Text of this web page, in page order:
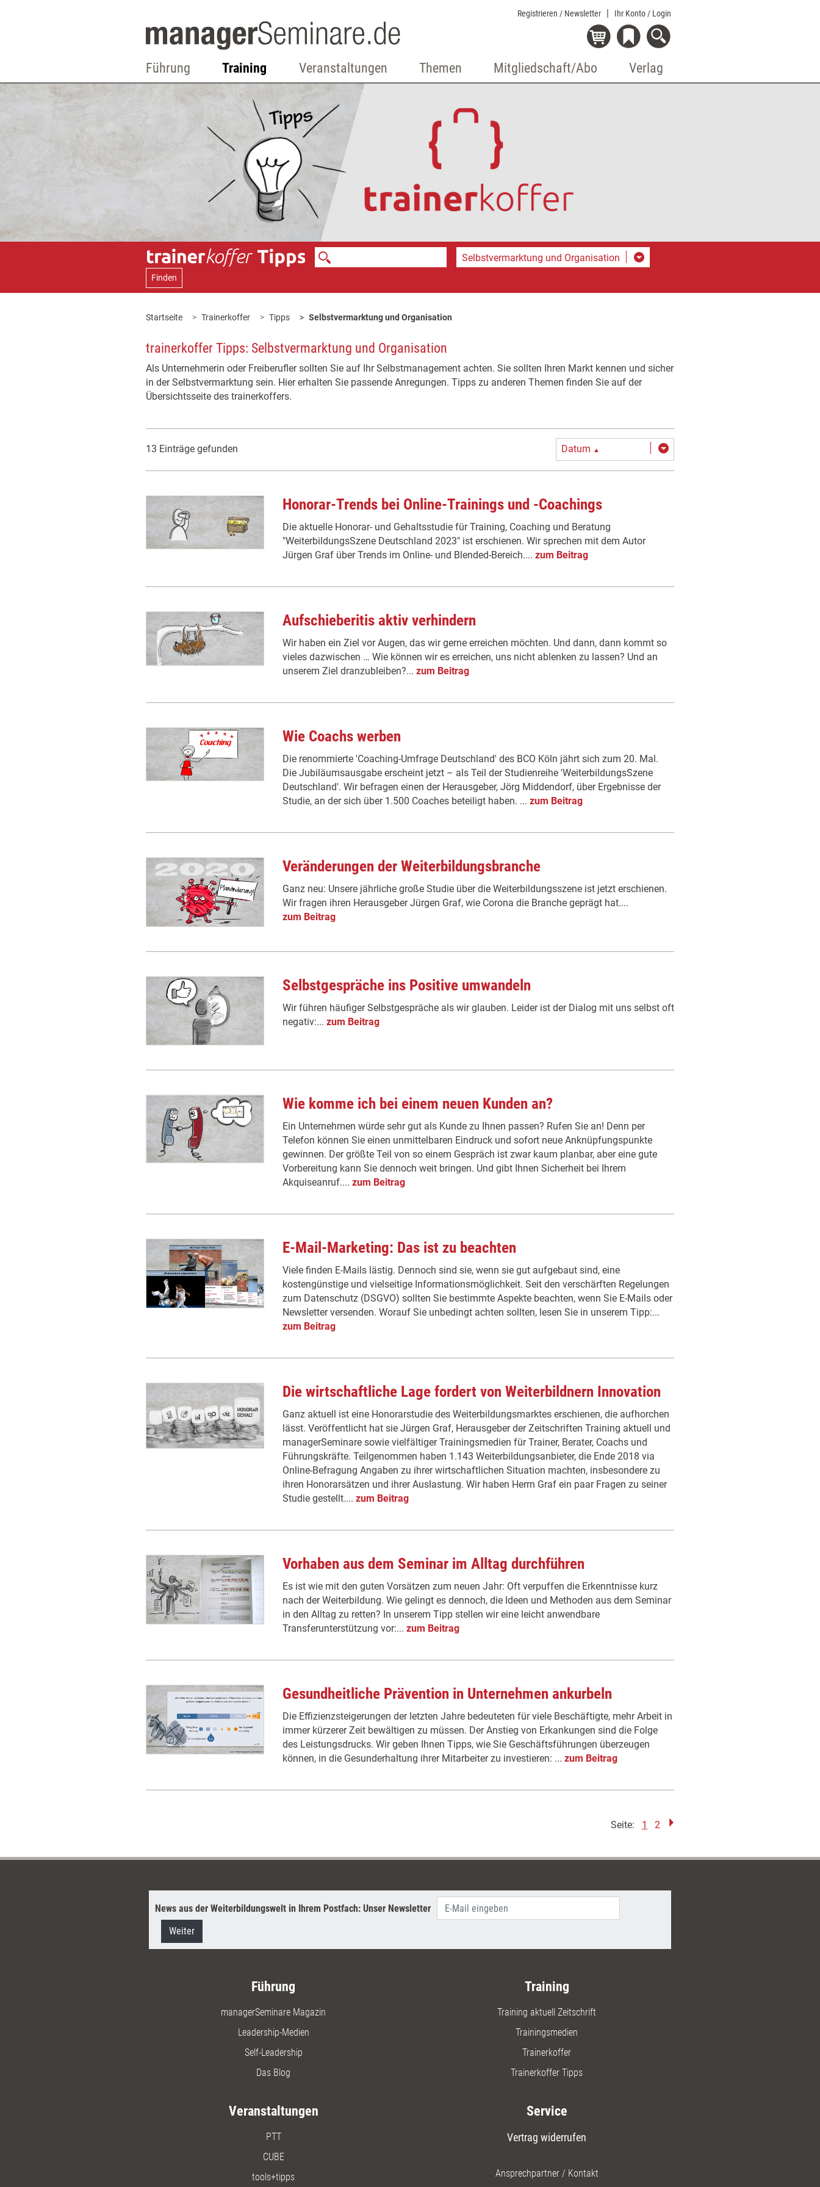
Registrieren / Newsletter Ihr Konto / Login
Führung Training Veranstaltungen Themen Mitgliedschaft/Abo Verlag
Selbstvermarktung und Organisation
Finden
Startseite Trainerkoffer Tipps Selbstvermarktung und Organisation
trainerkoffer Tipps: Selbstvermarktung und Organisation
Als Unternehmerin oder Freiberufler sollten Sie auf Ihr Selbstmanagement achten. Sie sollten Ihren Markt kennen und sicher
in der Selbstvermarktung sein. Hier erhalten Sie passende Anregungen. Tipps zu anderen Themen finden Sie auf der
Übersichtsseite des trainerkoffers.
13 Einträge gefunden Datum ▲
Honorar-Trends bei Online-Trainings und -Coachings
Die aktuelle Honorar- und Gehaltsstudie für Training, Coaching und Beratung
"WeiterbildungsSzene Deutschland 2023" ist erschienen. Wir sprechen mit dem Autor
Jürgen Graf über Trends im Online- und Blended-Bereich.... zum Beitrag
Aufschieberitis aktiv verhindern
Wir haben ein Ziel vor Augen, das wir gerne erreichen möchten. Und dann, dann kommt so
vieles dazwischen … Wie können wir es erreichen, uns nicht ablenken zu lassen? Und an
unserem Ziel dranzubleiben?... zum Beitrag
Wie Coachs werben
Die renommierte 'Coaching-Umfrage Deutschland' des BCO Köln jährt sich zum 20. Mal.
Die Jubiläumsausgabe erscheint jetzt – als Teil der Studienreihe 'WeiterbildungsSzene
Deutschland'. Wir befragen einen der Herausgeber, Jörg Middendorf, über Ergebnisse der
Studie, an der sich über 1.500 Coaches beteiligt haben. ... zum Beitrag
Veränderungen der Weiterbildungsbranche
Ganz neu: Unsere jährliche große Studie über die Weiterbildungsszene ist jetzt erschienen.
Wir fragen ihren Herausgeber Jürgen Graf, wie Corona die Branche geprägt hat....
zum Beitrag
Selbstgespräche ins Positive umwandeln
Wir führen häufiger Selbstgespräche als wir glauben. Leider ist der Dialog mit uns selbst oft
negativ:... zum Beitrag
Wie komme ich bei einem neuen Kunden an?
Ein Unternehmen würde sehr gut als Kunde zu Ihnen passen? Rufen Sie an! Denn per
Telefon können Sie einen unmittelbaren Eindruck und sofort neue Anknüpfungspunkte
gewinnen. Der größte Teil von so einem Gespräch ist zwar kaum planbar, aber eine gute
Vorbereitung kann Sie dennoch weit bringen. Und gibt Ihnen Sicherheit bei Ihrem
Akquiseanruf.... zum Beitrag
E-Mail-Marketing: Das ist zu beachten
Viele finden E-Mails lästig. Dennoch sind sie, wenn sie gut aufgebaut sind, eine
kostengünstige und vielseitige Informationsmöglichkeit. Seit den verschärften Regelungen
zum Datenschutz (DSGVO) sollten Sie bestimmte Aspekte beachten, wenn Sie E-Mails oder
Newsletter versenden. Worauf Sie unbedingt achten sollten, lesen Sie in unserem Tipp:...
zum Beitrag
Die wirtschaftliche Lage fordert von Weiterbildnern Innovation
Ganz aktuell ist eine Honorarstudie des Weiterbildungsmarktes erschienen, die aufhorchen
lässt. Veröffentlicht hat sie Jürgen Graf, Herausgeber der Zeitschriften Training aktuell und
managerSeminare sowie vielfältiger Trainingsmedien für Trainer, Berater, Coachs und
Führungskräfte. Teilgenommen haben 1.143 Weiterbildungsanbieter, die Ende 2018 via
Online-Befragung Angaben zu ihrer wirtschaftlichen Situation machten, insbesondere zu
ihren Honorarsätzen und ihrer Auslastung. Wir haben Herrn Graf ein paar Fragen zu seiner
Studie gestellt.... zum Beitrag
Vorhaben aus dem Seminar im Alltag durchführen
Es ist wie mit den guten Vorsätzen zum neuen Jahr: Oft verpuffen die Erkenntnisse kurz
nach der Weiterbildung. Wie gelingt es dennoch, die Ideen und Methoden aus dem Seminar
in den Alltag zu retten? In unserem Tipp stellen wir eine leicht anwendbare
Transferunterstützung vor:... zum Beitrag
Gesundheitliche Prävention in Unternehmen ankurbeln
Die Effizienzsteigerungen der letzten Jahre bedeuteten für viele Beschäftigte, mehr Arbeit in
immer kürzerer Zeit bewältigen zu müssen. Der Anstieg von Erkankungen sind die Folge
des Leistungsdrucks. Wir geben Ihnen Tipps, wie Sie Geschäftsführungen überzeugen
können, in die Gesunderhaltung ihrer Mitarbeiter zu investieren: ... zum Beitrag
Seite: 1 2
News aus der Weiterbildungswelt in Ihrem Postfach: Unser Newsletter
Weiter
Führung
managerSeminare Magazin
Leadership-Medien
Self-Leadership
Das Blog
Training
Training aktuell Zeitschrift
Trainingsmedien
Trainerkoffer
Trainerkoffer Tipps
Veranstaltungen
PTT
CUBE
tools+tipps
Service
Vertrag widerrufen
Ansprechpartner / Kontakt